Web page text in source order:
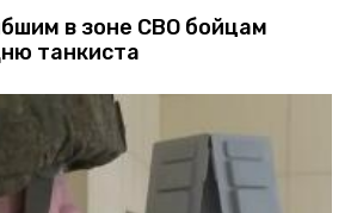
в зоне СВО бойцам
танкиста